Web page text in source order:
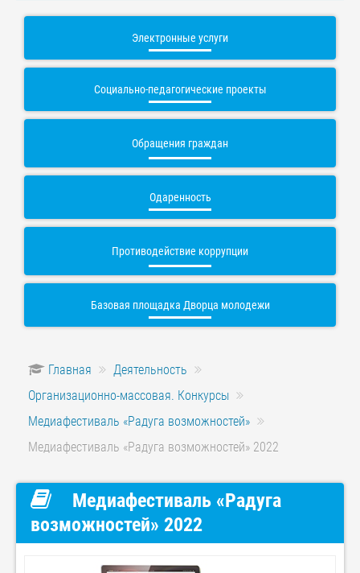
Электронные услуги
Социально-педагогические проекты
Обращения граждан
Одаренность
Противодействие коррупции
Базовая площадка Дворца молодежи
Главная
Деятельность
Организационно-массовая. Конкурсы
Медиафестиваль «Радуга возможностей»
Медиафестиваль «Радуга возможностей» 2022
Медиафестиваль «Радуга
возможностей» 2022